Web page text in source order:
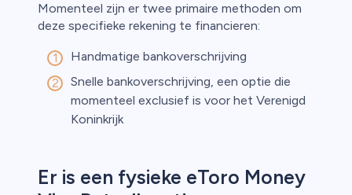
Momenteel zijn er twee primaire methoden om
deze specifieke rekening te financieren:
Handmatige bankoverschrijving
Snelle bankoverschrijving, een optie die
momenteel exclusief is voor het Verenigd
Koninkrijk
Er is een fysieke eToro Money